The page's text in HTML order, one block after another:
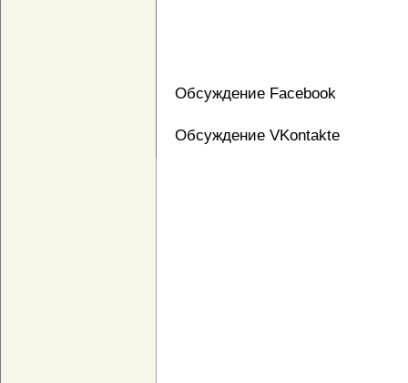
Обсуждение Facebook
Обсуждение VKontakte